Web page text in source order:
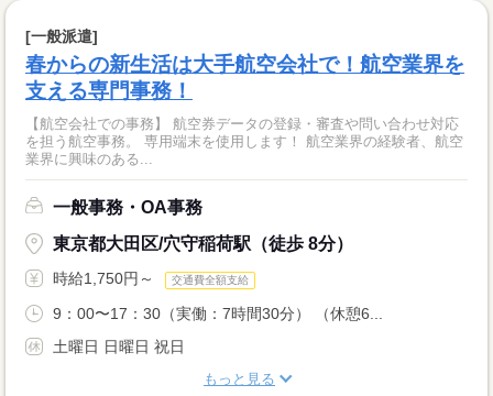
[一般派遣]
春からの新生活は大手航空会社で！航空業界を
支える専門事務！
【航空会社での事務】 航空券データの登録・審査や問い合わせ対応
を担う航空事務。 専用端末を使用します！ 航空業界の経験者、航空
業界に興味のある...
一般事務・OA事務
東京都大田区/穴守稲荷駅（徒歩 8分）
時給1,750円～ 交通費全額支給
9：00〜17：30（実働：7時間30分） （休憩6...
土曜日 日曜日 祝日
もっと見る